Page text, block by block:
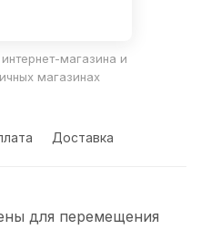
магазина и
магазинах
Доставка
для перемещения